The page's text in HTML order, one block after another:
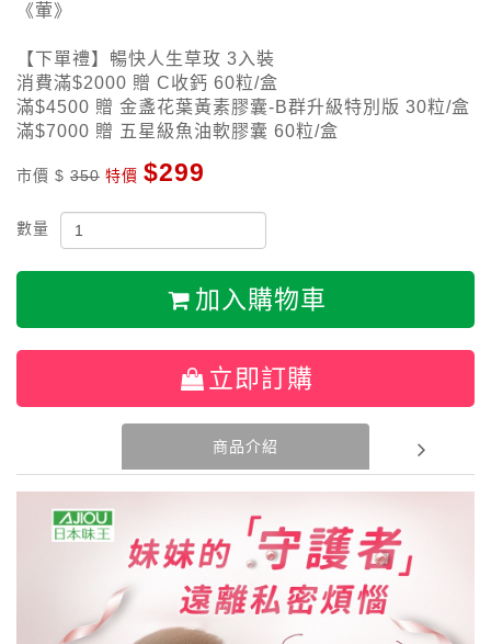
《葷》
【下單禮】暢快人生草玫 3入裝
消費滿$2000 贈 C收鈣 60粒/盒
滿$4500 贈 金盞花葉黃素膠囊-B群升級特別版 30粒/盒
滿$7000 贈 五星級魚油軟膠囊 60粒/盒
市價 $ 350 特價 $299
數量
加入購物車
立即訂購
商品介紹